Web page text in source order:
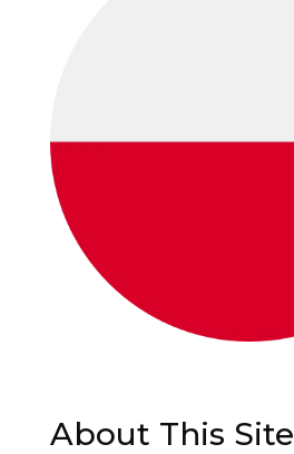
About This Site